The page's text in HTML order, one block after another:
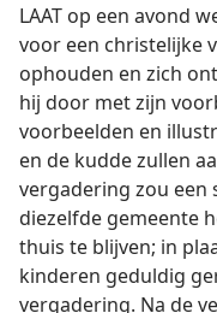
LAAT op een avond
voor een christelijke
ophouden en zich
hij door met zijn
voorbeelden en
en de kudde zullen
vergadering zou een
diezelfde gemeente
thuis te blijven; in
kinderen geduldig
vergadering. Na de